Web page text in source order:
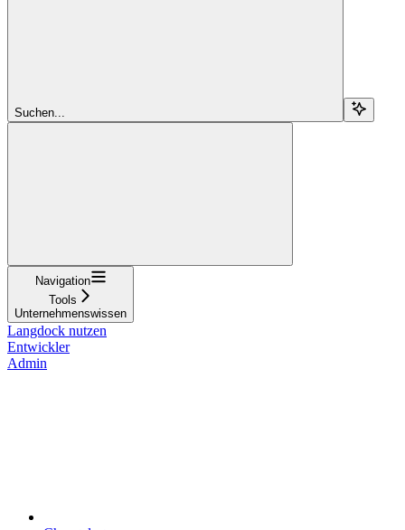
Suchen...
Navigation
Tools
Unternehmenswissen
Langdock nutzen
Entwickler
Admin